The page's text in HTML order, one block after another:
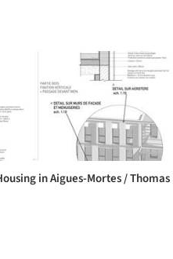
in Aigues-Mortes / Thomas